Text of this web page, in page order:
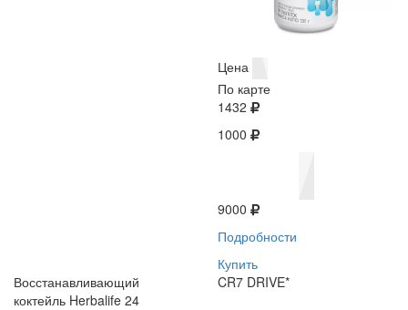
Цена
По карте
1432
1000
9000
Подробности
Купить
Восстанавливающий
коктейль Herbalife 24
CR7 DRIVE*